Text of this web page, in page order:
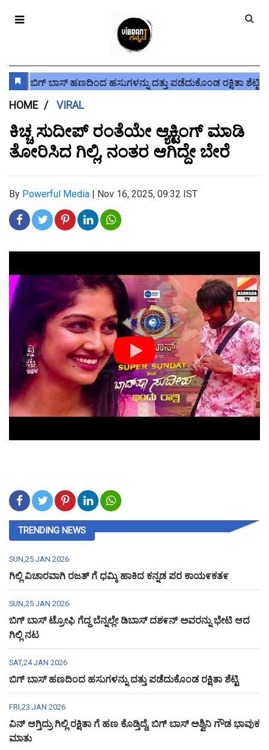
HOME VIRAL
ಕಿಚ್ಚ ಸುದೀಪ್ ರಂತೆಯೇ ಆ್ಯಕ್ಟಿಂಗ್ ಮಾಡಿ
ತೋರಿಸಿದ ಗಿಲ್ಲಿ, ನಂತರ ಆಗಿದ್ದೇ ಬೇರೆ
By Powerful Media | Nov 16, 2025, 09:32 IST
TRENDING NEWS
SUN,25 JAN 2026
ಗಿಲ್ಲಿ ವಿಚಾರವಾಗಿ ರಜತ್ ಗೆ ಧಮ್ಕಿ ಹಾಕಿದ ಕನ್ನಡ ಪರ ಕಾಯ೯ಕತ೯
SUN,25 JAN 2026
ಬಿಗ್ ಬಾಸ್ ಟ್ರೋಫಿ ಗೆದ್ದ ಬೆನ್ನಲ್ಲೇ ಡಿಬಾಸ್ ದಶ೯ನ್ ಅವರನ್ನು ಭೇಟಿ ಆದ
ಗಿಲ್ಲಿ ನಟ
SAT,24 JAN 2026
ಬಿಗ್ ಬಾಸ್ ಹಣದಿಂದ ಹಸುಗಳನ್ನು ದತ್ತು ಪಡೆದುಕೊಂಡ ರಕ್ಷಿತಾ ಶೆಟ್ಟಿ
FRI,23 JAN 2026
ವಿನ್ ಆಗ್ತಿದ್ರು ಗಿಲ್ಲಿ ರಕ್ಷಿತಾ ಗೆ ಹಣ ಕೊಡ್ತಿದ್ದೆ, ಬಿಗ್ ಬಾಸ್ ಅಶ್ವಿನಿ ಗೌಡ ಭಾವುಕ
ಮಾತು